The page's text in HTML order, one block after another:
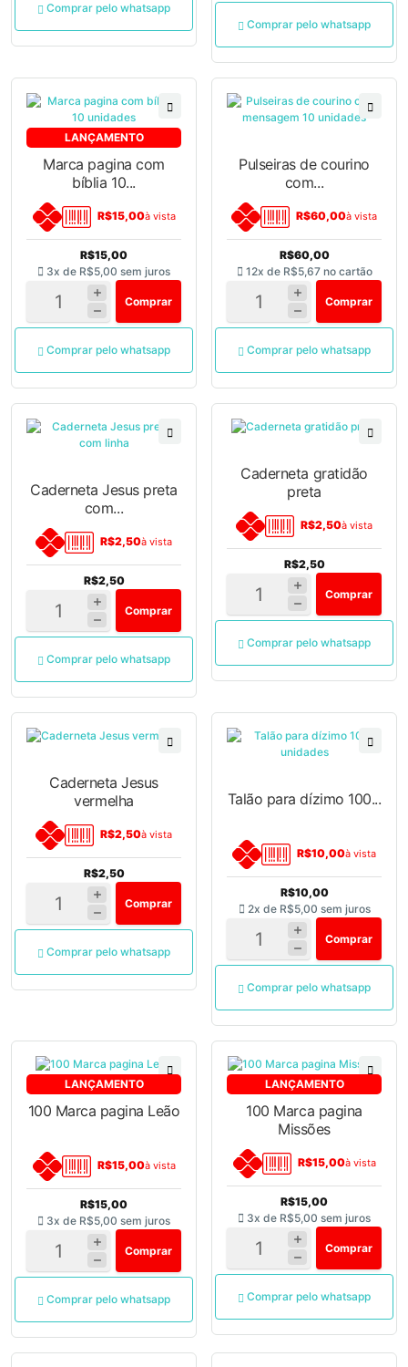
Comprar pelo whatsapp
Comprar pelo whatsapp
LANÇAMENTO
Marca pagina com
bíblia 10...
R$15,00à vista
R$15,00
3x de R$5,00 sem juros
Comprar
Comprar pelo whatsapp
Pulseiras de courino
com...
R$60,00à vista
R$60,00
12x de R$5,67 no cartão
Comprar
Comprar pelo whatsapp
Caderneta Jesus preta
com...
R$2,50à vista
R$2,50
Comprar
Comprar pelo whatsapp
Caderneta gratidão
preta
R$2,50à vista
R$2,50
Comprar
Comprar pelo whatsapp
Caderneta Jesus
vermelha
R$2,50à vista
R$2,50
Comprar
Comprar pelo whatsapp
Talão para dízimo 100...
R$10,00à vista
R$10,00
2x de R$5,00 sem juros
Comprar
Comprar pelo whatsapp
LANÇAMENTO
100 Marca pagina Leão
R$15,00à vista
R$15,00
3x de R$5,00 sem juros
Comprar
Comprar pelo whatsapp
LANÇAMENTO
100 Marca pagina
Missões
R$15,00à vista
R$15,00
3x de R$5,00 sem juros
Comprar
Comprar pelo whatsapp